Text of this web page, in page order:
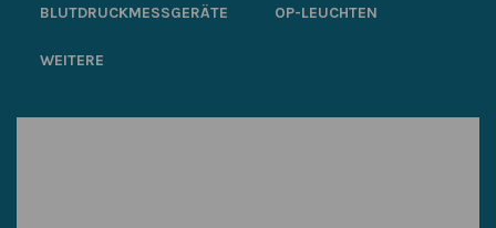
BLUTDRUCKMESSGERÄTE OP-LEUCHTEN
WEITERE